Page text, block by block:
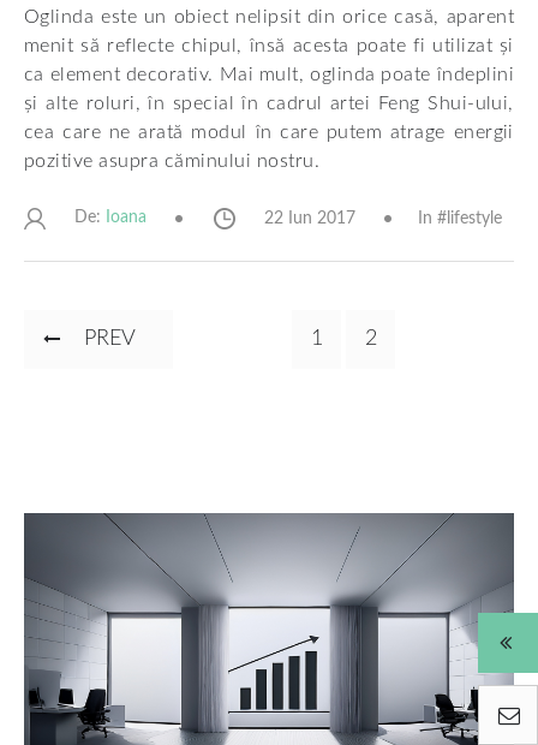
Oglinda este un obiect nelipsit din orice casă, aparent
menit să reflecte chipul, însă acesta poate fi utilizat și
ca element decorativ. Mai mult, oglinda poate îndeplini
și alte roluri, în special în cadrul artei Feng Shui-ului,
cea care ne arată modul în care putem atrage energii
pozitive asupra căminului nostru.
De: Ioana 22 Iun 2017 In # lifestyle
Paginare
PAGINA
PREV PAGINA
1
PAGINA
2